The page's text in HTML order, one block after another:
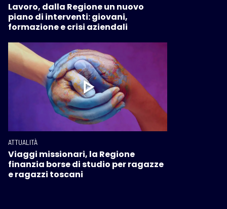
Lavoro, dalla Regione un nuovo
piano di interventi: giovani,
formazione e crisi aziendali
ATTUALITÀ
Viaggi missionari, la Regione
finanzia borse di studio per ragazze
e ragazzi toscani